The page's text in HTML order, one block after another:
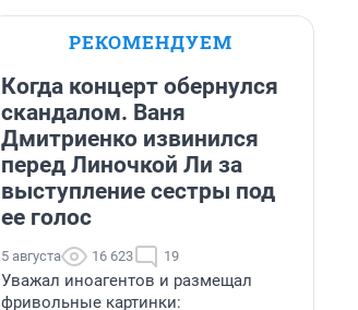
РЕКОМЕНДУЕМ
Когда концерт обернулся
скандалом. Ваня
Дмитриенко извинился
перед Линочкой Ли за
выступление сестры под
ее голос
5 августа 16 623 19
Уважал иноагентов и размещал
фривольные картинки: